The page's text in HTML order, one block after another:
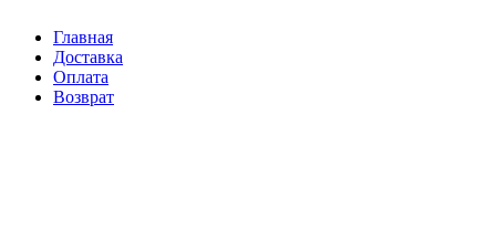
Главная
Доставка
Оплата
Возврат